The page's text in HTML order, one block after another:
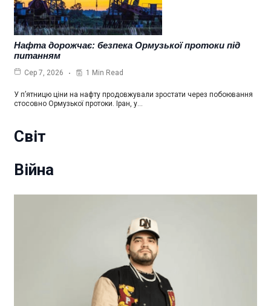
Нафта дорожчає: безпека Ормузької протоки під
питанням
Сер 7, 2026 1 Min Read
У п’ятницю ціни на нафту продовжували зростати через побоювання
стосовно Ормузької протоки. Іран, у…
Світ
Війна